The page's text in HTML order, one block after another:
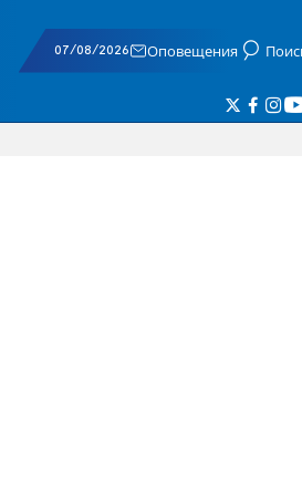
07/08/2026 Оповещения